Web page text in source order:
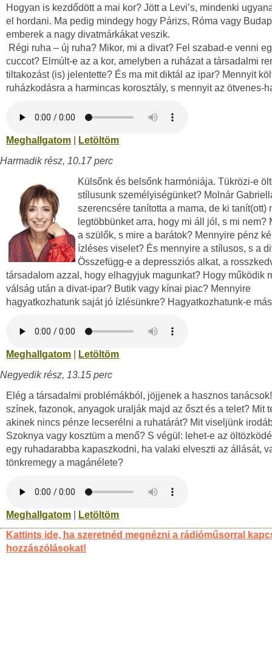
Hogyan is kezdődött a mai kor? Jött a Levi’s, mindenki
el hordani. Ma pedig mindegy hogy Párizs, Róma vagy
emberek a nagy divatmárkákat veszik.
Régi ruha – új ruha? Mikor, mi a divat? Fel szabad-e venni
cuccot? Elmúlt-e az a kor, amelyben a ruházat a társadalmi
tiltakozást (is) jelentette? És ma mit diktál az ipar? Mennyit
ruházkodásra a harmincas korosztály, s mennyit az ötvenes-
Meghallgatom
Letöltöm
Harmadik rész, 10.17 perc
Külsőnk és belsőnk harmóniája. Tükrözi-e
stílusunk személyiségünket? Molnár
szerencsére tanította a mama, de ki tanít(ott)
legtöbbünket arra, hogy mi áll jól, s mi nem?
a szülők, s mire a barátok? Mennyire pénz
ízléses viselet? És mennyire a stílusos, s a
Összefügg-e a depressziós alkat, a
társadalom azzal, hogy elhagyjuk magunkat? Hogy működik
válság után a divat-ipar? Butik vagy kínai piac? Mennyire
hagyatkozhatunk saját jó ízlésünkre? Hagyatkozhatunk-e
Meghallgatom
Letöltöm
Negyedik rész, 13.15 perc
Elég a társadalmi problémákból, jöjjenek a hasznos
színek, fazonok, anyagok uralják majd az őszt és a telet? Mit
akinek nincs pénze lecserélni a ruhatárát? Mit viseljünk
Szoknya vagy kosztüm a menő? S végül: lehet-e az
egy ruhadarabba kapaszkodni, ha valaki elveszti az állását,
tönkremegy a magánélete?
Meghallgatom
Letöltöm
Kattints ide, ha szeretnéd megnézni a rádióműsorral
hozzászólásokat!